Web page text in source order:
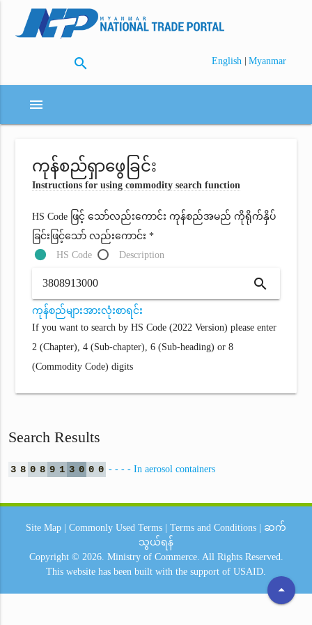
search English | Myanmar
menu
ကုန်စည်ရှာဖွေခြင်း
Instructions for using commodity search function
HS Code ဖြင့် သော်လည်းကောင်း ကုန်စည်အမည် ကိုရိုက်နှိပ်
ခြင်းဖြင့်သော် လည်းကောင်း *
HS Code
Description
search
ကုန်စည်များအားလုံးစာရင်း
If you want to search by HS Code (2022 Version) please enter
2 (Chapter), 4 (Sub-chapter), 6 (Sub-heading) or 8
(Commodity Code) digits
Search Results
3 8 0 8 9 1 3 0 0 0 - - - - In aerosol containers
arrow_drop_up
Site Map Commonly Used Terms Terms and Conditions
ဆက်
သွယ်ရန်
Copyright © 2026. Ministry of Commerce. All Rights Reserved.
This website has been built with the support of USAID.